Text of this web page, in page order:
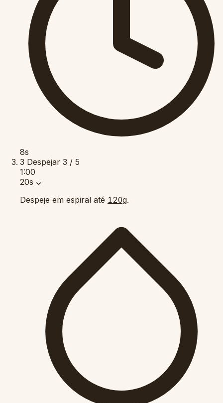
8s
3 Despejar 3 / 5
1:00
20s
Despeje em espiral até 120g.